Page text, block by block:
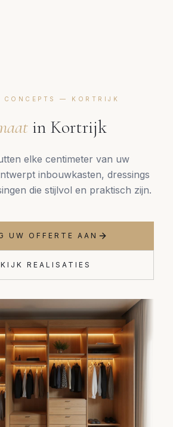
CONCEPTS — KORTRIJK
in Kortrijk
elke centimeter van uw
inbouwkasten, dressings
die stijlvol en praktisch zijn.
UW OFFERTE AAN
REALISATIES